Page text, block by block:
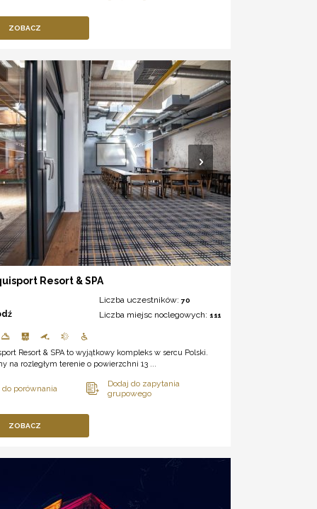
ZOBACZ
Resort & SPA
Liczba uczestników: 70
Liczba miejsc noclegowych: 111
Resort & SPA to wyjątkowy kompleks w sercu Polski.
na rozległym terenie o powierzchni 13 ...
ZOBACZ